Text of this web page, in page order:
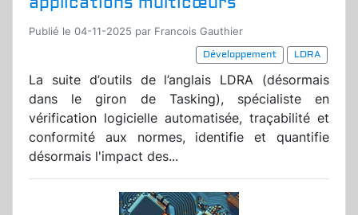
Publié le 04-11-2025 par Francois Gauthier
Développement
LDRA
La suite d’outils de l’anglais LDRA (désormais
dans le giron de Tasking), spécialiste en
vérification logicielle automatisée, traçabilité et
conformité aux normes, identifie et quantifie
désormais l'impact des...